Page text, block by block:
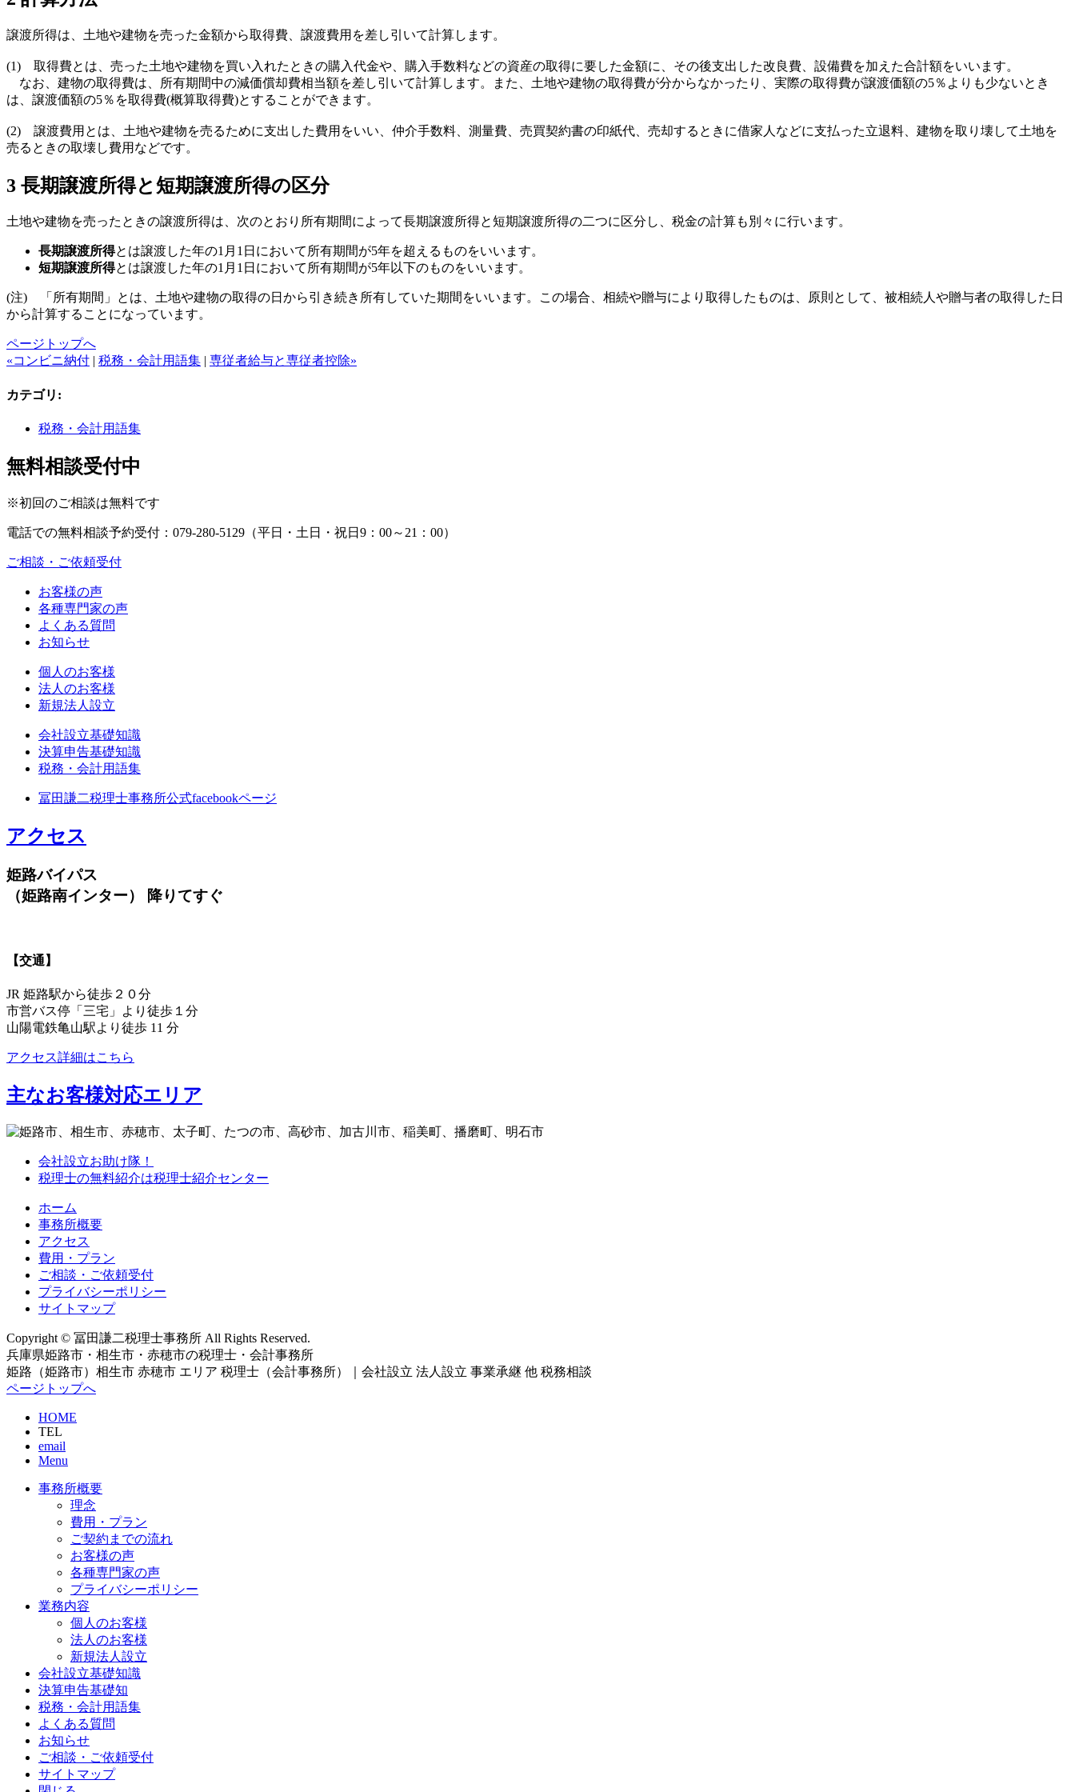
譲渡所得は、土地や建物を売った金額から取得費、譲渡費用を差し引いて計算します。
(1) 取得費とは、売った土地や建物を買い入れたときの購入代金や、購入手数料などの資産の取得に要した金額に、その後支出した改良費、設備費を加えた合計額をいいます。
なお、建物の取得費は、所有期間中の減価償却費相当額を差し引いて計算します。また、土地や建物の取得費が分からなかったり、実際の取得費が譲渡価額の5％よりも少ないとき
は、譲渡価額の5％を取得費(概算取得費)とすることができます。
(2) 譲渡費用とは、土地や建物を売るために支出した費用をいい、仲介手数料、測量費、売買契約書の印紙代、売却するときに借家人などに支払った立退料、建物を取り壊して土地を
売るときの取壊し費用などです。
3 長期譲渡所得と短期譲渡所得の区分
土地や建物を売ったときの譲渡所得は、次のとおり所有期間によって長期譲渡所得と短期譲渡所得の二つに区分し、税金の計算も別々に行います。
長期譲渡所得とは譲渡した年の1月1日において所有期間が5年を超えるものをいいます。
短期譲渡所得とは譲渡した年の1月1日において所有期間が5年以下のものをいいます。
(注) 「所有期間」とは、土地や建物の取得の日から引き続き所有していた期間をいいます。この場合、相続や贈与により取得したものは、原則として、被相続人や贈与者の取得した日
から計算することになっています。
ページトップへ
«コンビニ納付 | 税務・会計用語集 | 専従者給与と専従者控除»
カテゴリ :
税務・会計用語集
無料相談受付中
※初回のご相談は無料です
電話での無料相談予約受付： 079-280-5129 （平日・土日・祝日9：00～21：00）
ご相談・ご依頼受付
お客様の声
各種専門家の声
よくある質問
お知らせ
個人のお客様
法人のお客様
新規法人設立
会社設立基礎知識
決算申告基礎知識
税務・会計用語集
冨田謙二税理士事務所公式facebookページ
アクセス
姫路バイパス
（姫路南インター） 降りてすぐ
【交通】
JR 姫路駅から徒歩２０分
市営バス停「三宅」より徒歩１分
山陽電鉄亀山駅より徒歩 11 分
アクセス詳細はこちら
主なお客様対応エリア
会社設立お助け隊！
税理士の無料紹介は税理士紹介センター
ホーム
事務所概要
アクセス
費用・プラン
ご相談・ご依頼受付
プライバシーポリシー
サイトマップ
Copyright © 冨田謙二税理士事務所 All Rights Reserved.
兵庫県姫路市・相生市・赤穂市の税理士・会計事務所
姫路（姫路市）相生市 赤穂市 エリア 税理士（会計事務所）｜会社設立 法人設立 事業承継 他 税務相談
ページトップへ
HOME
TEL
email
Menu
事務所概要
理念
費用・プラン
ご契約までの流れ
お客様の声
各種専門家の声
プライバシーポリシー
業務内容
個人のお客様
法人のお客様
新規法人設立
会社設立基礎知識
決算申告基礎知
税務・会計用語集
よくある質問
お知らせ
ご相談・ご依頼受付
サイトマップ